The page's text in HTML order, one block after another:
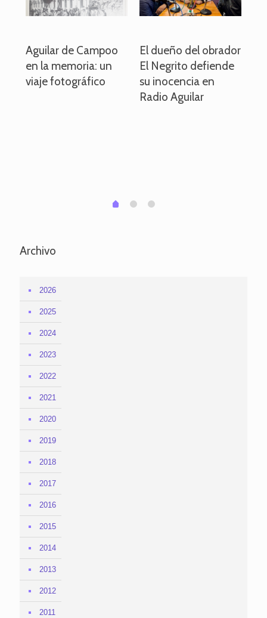
Aguilar de Campoo
en la memoria: un
viaje fotográfico
El dueño del obrador
El Negrito defiende
su inocencia en
Radio Aguilar
0 1 2
Archivo
2026
2025
2024
2023
2022
2021
2020
2019
2018
2017
2016
2015
2014
2013
2012
2011